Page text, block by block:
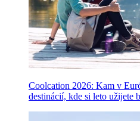
Coolcation 2026: Kam v
destinácií, kde si leto užijete